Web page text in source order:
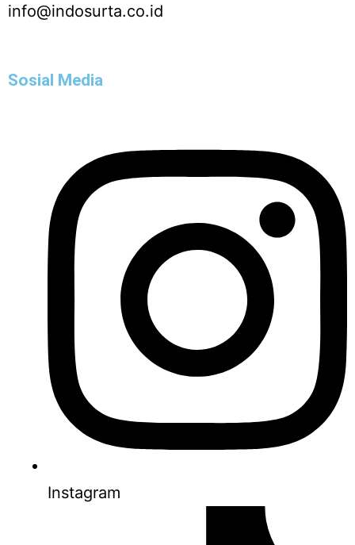
info@indosurta.co.id
Sosial Media
Instagram